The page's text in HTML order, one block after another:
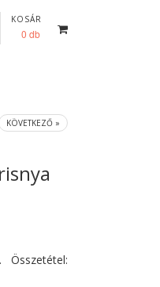
KOSÁR
0 db
KÖVETKEZŐ »
Összetétel: